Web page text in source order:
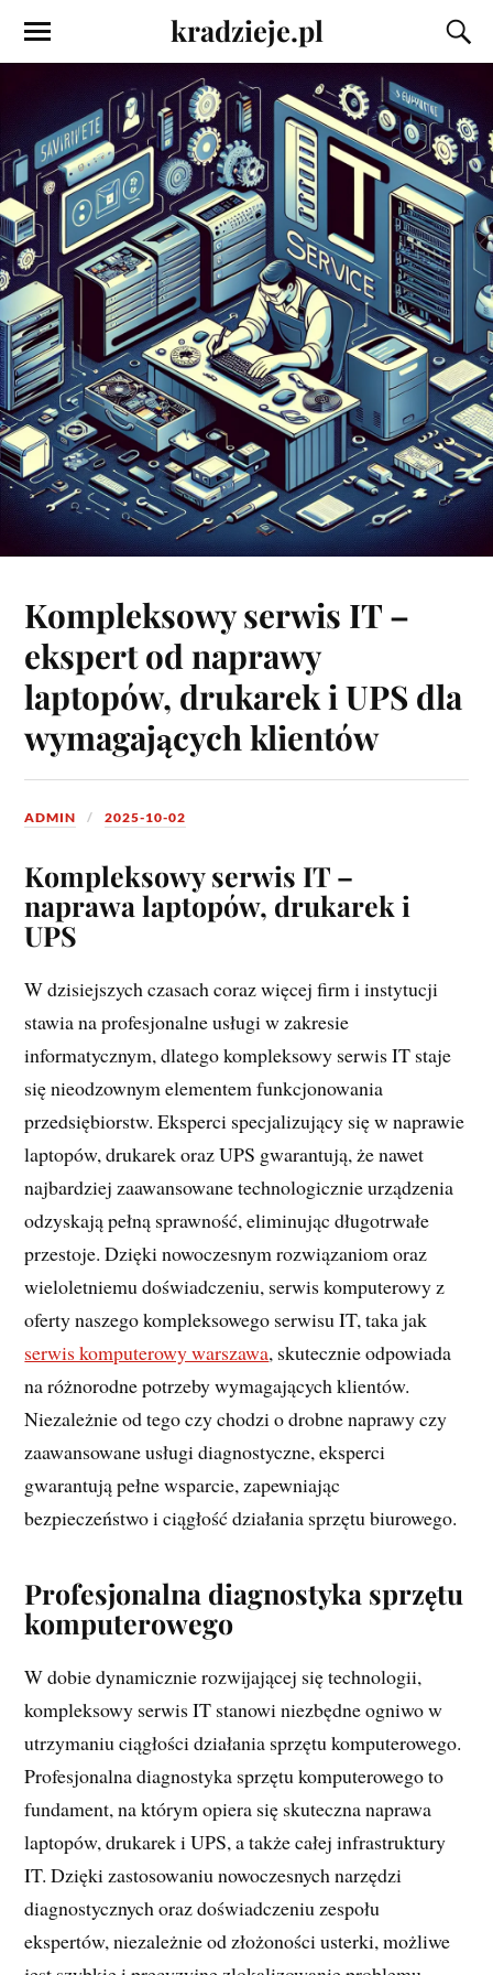
kradzieje.pl
Kompleksowy serwis IT –
ekspert od naprawy
laptopów, drukarek i UPS dla
wymagających klientów
ADMIN 2025-10-02
Kompleksowy serwis IT –
naprawa laptopów, drukarek i
UPS
W dzisiejszych czasach coraz więcej firm i instytucji
stawia na profesjonalne usługi w zakresie
informatycznym, dlatego kompleksowy serwis IT staje
się nieodzownym elementem funkcjonowania
przedsiębiorstw. Eksperci specjalizujący się w naprawie
laptopów, drukarek oraz UPS gwarantują, że nawet
najbardziej zaawansowane technologicznie urządzenia
odzyskają pełną sprawność, eliminując długotrwałe
przestoje. Dzięki nowoczesnym rozwiązaniom oraz
wieloletniemu doświadczeniu, serwis komputerowy z
oferty naszego kompleksowego serwisu IT, taka jak
serwis komputerowy warszawa, skutecznie odpowiada
na różnorodne potrzeby wymagających klientów.
Niezależnie od tego czy chodzi o drobne naprawy czy
zaawansowane usługi diagnostyczne, eksperci
gwarantują pełne wsparcie, zapewniając
bezpieczeństwo i ciągłość działania sprzętu biurowego.
Profesjonalna diagnostyka sprzętu
komputerowego
W dobie dynamicznie rozwijającej się technologii,
kompleksowy serwis IT stanowi niezbędne ogniwo w
utrzymaniu ciągłości działania sprzętu komputerowego.
Profesjonalna diagnostyka sprzętu komputerowego to
fundament, na którym opiera się skuteczna naprawa
laptopów, drukarek i UPS, a także całej infrastruktury
IT. Dzięki zastosowaniu nowoczesnych narzędzi
diagnostycznych oraz doświadczeniu zespołu
ekspertów, niezależnie od złożoności usterki, możliwe